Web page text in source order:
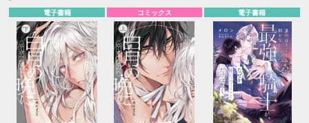
電子書籍 コミックス 電子書籍